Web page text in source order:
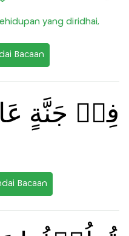
yang diridhai,
Bacaan
فِىۡ جَنَّةٍ
Bacaan